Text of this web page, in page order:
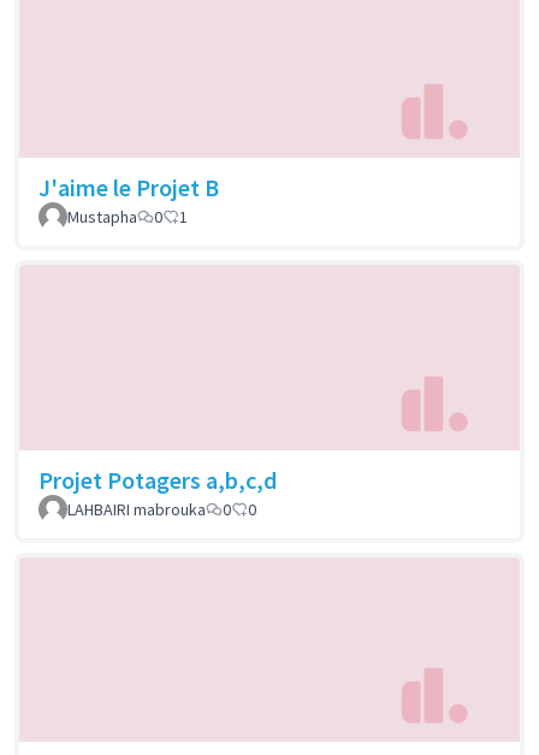
J'aime le Projet B
Mustapha 0 1
Projet Potagers a,b,c,d
LAHBAIRI mabrouka 0 0